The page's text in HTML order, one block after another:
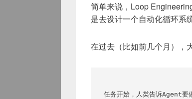
简单来说，Loop
是去设计一个自动化循环系
在过去（比如前几个月），
任务开始，人类告诉Agent